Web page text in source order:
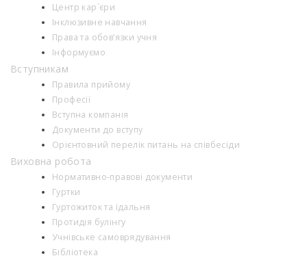
Центр кар`єри
Інклюзивне навчання
Права та обов’язки учня
Інформуємо
Вступникам
Правила прийому
Професії
Вступна компанія
Документи до вступу
Орієнтовний перелік питань на співбесіди
Виховна робота
Нормативно-правові документи
Гуртки
Гуртожиток та їдальня
Протидія булінгу
Учнівське самоврядування
Бібліотека